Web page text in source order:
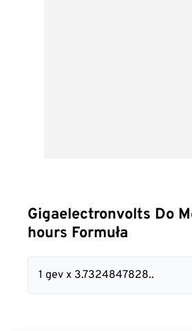
Gigaelectronvolts Do
hours Formuła
1 gev x 3.7324847828..